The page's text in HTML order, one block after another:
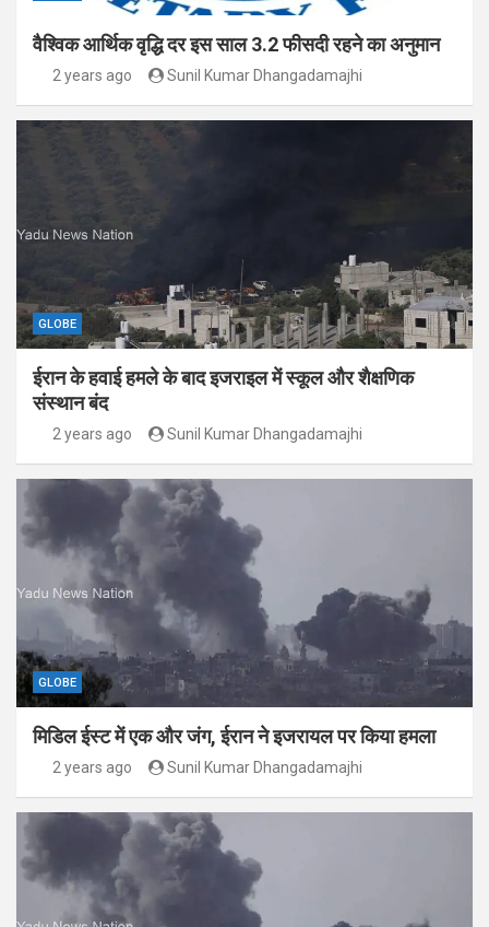
वैश्विक आर्थिक वृद्धि दर इस साल 3.2 फीसदी रहने का अनुमान
2 years ago Sunil Kumar Dhangadamajhi
GLOBE
ईरान के हवाई हमले के बाद इजराइल में स्कूल और शैक्षणिक
संस्थान बंद
2 years ago Sunil Kumar Dhangadamajhi
GLOBE
मिडिल ईस्ट में एक और जंग, ईरान ने इजरायल पर किया हमला
2 years ago Sunil Kumar Dhangadamajhi